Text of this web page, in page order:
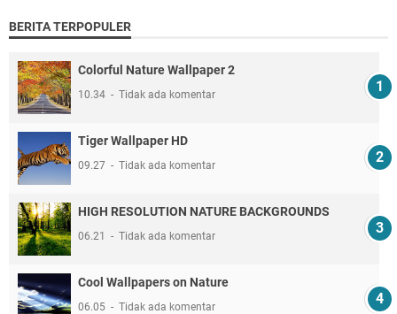
BERITA TERPOPULER
Colorful Nature Wallpaper 2
10.34 Tidak ada komentar
Tiger Wallpaper HD
09.27 Tidak ada komentar
HIGH RESOLUTION NATURE BACKGROUNDS
06.21 Tidak ada komentar
Cool Wallpapers on Nature
06.05 Tidak ada komentar